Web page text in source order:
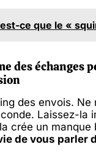
ce que le «
des échanges
des envois. Ne
Laissez-la
crée un manque
de vous parler